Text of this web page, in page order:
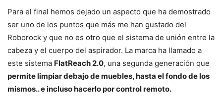
Para el final hemos dejado un aspecto que ha demostrado
ser uno de los puntos que más me han gustado del
Roborock y que no es otro que el sistema de unión entre la
cabeza y el cuerpo del aspirador. La marca ha llamado a
este sistema FlatReach 2.0, una segunda generación que
permite limpiar debajo de muebles, hasta el fondo de los
mismos.. e incluso hacerlo por control remoto.